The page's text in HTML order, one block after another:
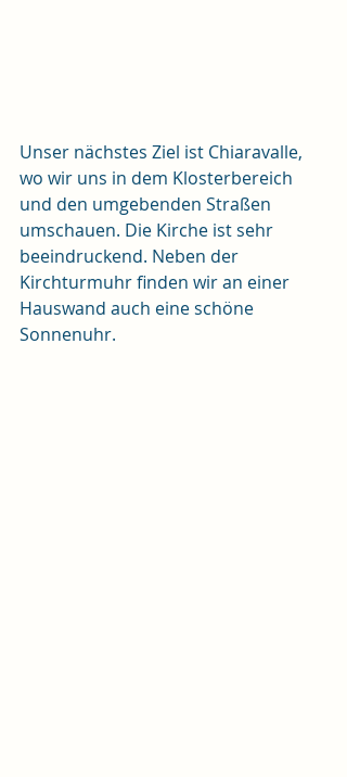
Unser nächstes Ziel ist Chiaravalle,
wo wir uns in dem Klosterbereich
und den umgebenden Straßen
umschauen. Die Kirche ist sehr
beeindruckend. Neben der
Kirchturmuhr finden wir an einer
Hauswand auch eine schöne
Sonnenuhr.